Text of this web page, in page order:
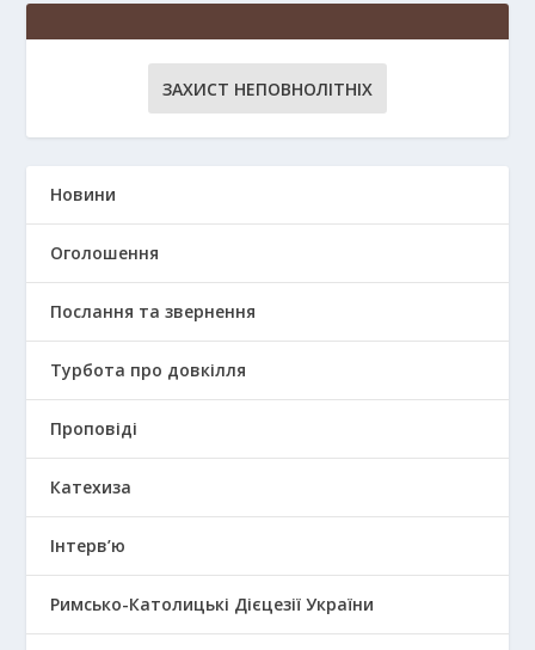
ЗАХИСТ НЕПОВНОЛІТНІХ
Новини
Оголошення
Послання та звернення
Турбота про довкілля
Проповіді
Катехиза
Інтерв’ю
Римсько-Католицькі Дієцезії України